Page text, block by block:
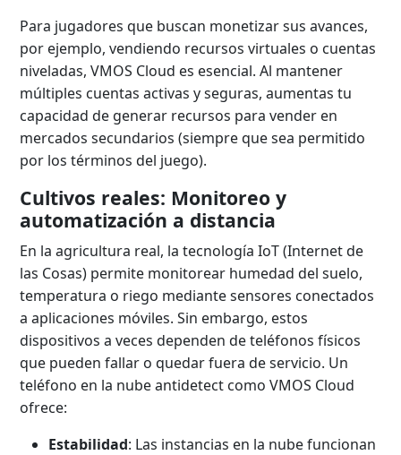
Para jugadores que buscan monetizar sus avances,
por ejemplo, vendiendo recursos virtuales o cuentas
niveladas, VMOS Cloud es esencial. Al mantener
múltiples cuentas activas y seguras, aumentas tu
capacidad de generar recursos para vender en
mercados secundarios (siempre que sea permitido
por los términos del juego).
Cultivos reales: Monitoreo y
automatización a distancia
En la agricultura real, la tecnología IoT (Internet de
las Cosas) permite monitorear humedad del suelo,
temperatura o riego mediante sensores conectados
a aplicaciones móviles. Sin embargo, estos
dispositivos a veces dependen de teléfonos físicos
que pueden fallar o quedar fuera de servicio. Un
teléfono en la nube antidetect como VMOS Cloud
ofrece:
Estabilidad: Las instancias en la nube funcionan